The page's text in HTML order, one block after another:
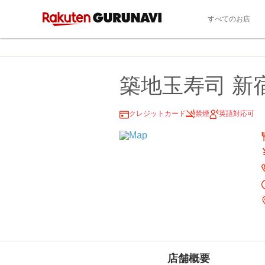
すべてのお店
築地玉寿司 新
クレジットカード 禁煙 英語対応可
店舗概要